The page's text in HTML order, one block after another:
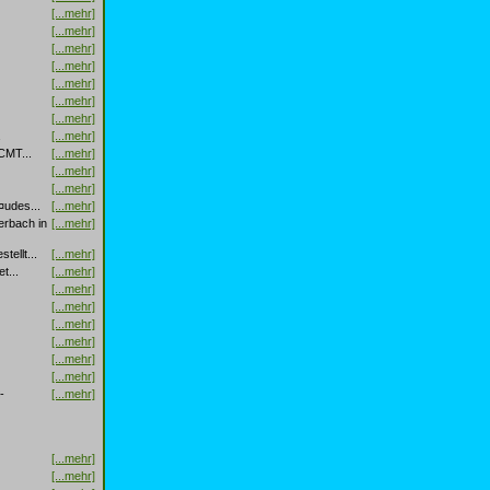
[...mehr]
[...mehr]
[...mehr]
[...mehr]
[...mehr]
[...mehr]
[...mehr]
[...mehr]
[...mehr]
[...mehr]
[...mehr]
[...mehr]
in [...mehr]
[...mehr]
[...mehr]
[...mehr]
[...mehr]
[...mehr]
[...mehr]
[...mehr]
[...mehr]
[...mehr]
[...mehr]
[...mehr]